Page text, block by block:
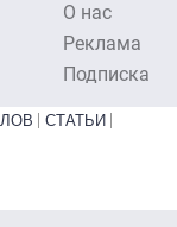
О нас
Реклама
Подписка
СТАТЬИ